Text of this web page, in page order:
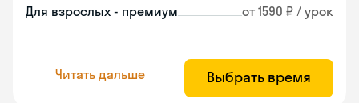
Для взрослых - премиум от 1590 ₽ / урок
Читать дальше Выбрать время